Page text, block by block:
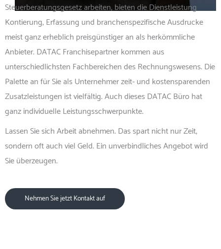
Steuerberatungsgesetz arbeiten, bieten die Dienstleistung
Kontierung, Erfassung und branchenspezifische Ausdrucke
meist ganz erheblich preisgünstiger an als herkömmliche
Anbieter. DATAC Franchisepartner kommen aus
unterschiedlichsten Fachbereichen des Rechnungswesens. Die
Palette an für Sie als Unternehmer zeit- und kostensparenden
Zusatzleistungen ist vielfältig. Auch dieses DATAC Büro hat
ganz individuelle Leistungsschwerpunkte.
Lassen Sie sich Arbeit abnehmen. Das spart nicht nur Zeit,
sondern oft auch viel Geld. Ein unverbindliches Angebot wird
Sie überzeugen.
Nehmen Sie jetzt Kontakt auf